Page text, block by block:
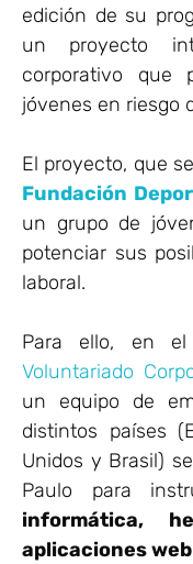
edición de su
un proyecto
corporativo que
jóvenes en riesgo
El proyecto, que
Fundación
un grupo de
potenciar sus
laboral.
Para ello, en
Voluntariado
un equipo de
distintos países
Unidos y Brasil)
Paulo para
informática,
aplicaciones web